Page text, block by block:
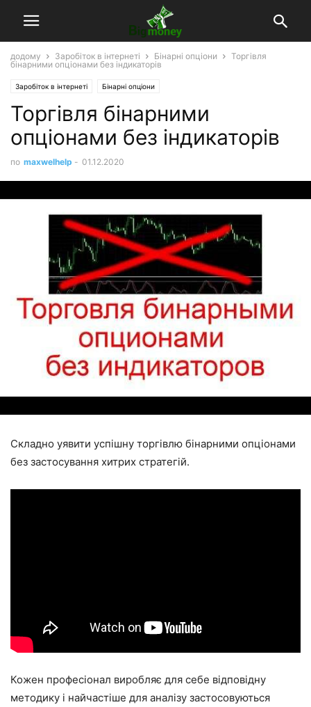
додому Заробіток в інтернеті Бінарні опціони
Торгівля
бінарними опціонами без індикаторів
Заробіток в інтернеті Бінарні опціони
Торгівля бінарними
опціонами без індикаторів
по maxwelhelp - 01.12.2020
Складно уявити успішну торгівлю бінарними опціонами
без застосування хитрих стратегій.
Кожен професіонал виробляє для себе відповідну
методику і найчастіше для аналізу застосовуються